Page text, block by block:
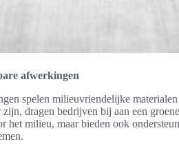
afwerkingen
spelen milieuvriendelijke
dragen bedrijven bij aan een
het milieu, maar bieden ook